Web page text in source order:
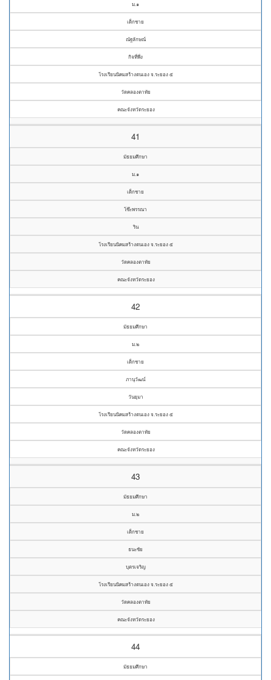
ม.๑
เด็กชาย
ณัฐลักษณ์
กิจที่พึ่ง
โรงเรียนนิคมสร้างตนเอง จ.ระยอง ๕
วัดคลองตาทัย
คณะจังหวัดระยอง
41
มัธยมศึกษา
ม.๑
เด็กชาย
โซ๊ะพรรณา
ริน
โรงเรียนนิคมสร้างตนเอง จ.ระยอง ๕
วัดคลองตาทัย
คณะจังหวัดระยอง
42
มัธยมศึกษา
ม.๒
เด็กชาย
ภานุวัฒน์
วันยุมา
โรงเรียนนิคมสร้างตนเอง จ.ระยอง ๕
วัดคลองตาทัย
คณะจังหวัดระยอง
43
มัธยมศึกษา
ม.๒
เด็กชาย
ธนะชัย
บุตรเจริญ
โรงเรียนนิคมสร้างตนเอง จ.ระยอง ๕
วัดคลองตาทัย
คณะจังหวัดระยอง
44
มัธยมศึกษา